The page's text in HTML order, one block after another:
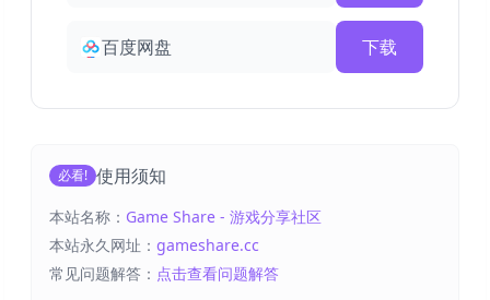
百度网盘 下载
必看! 使用须知
本站名称： Game Share - 游戏分享社区
本站永久网址： gameshare.cc
常见问题解答： 点击查看问题解答